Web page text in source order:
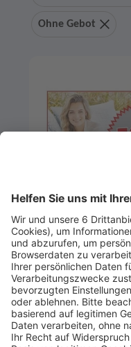
Ohne Gebot
Artikel-ID: 3306
Gutschein in
Smail GmbH &